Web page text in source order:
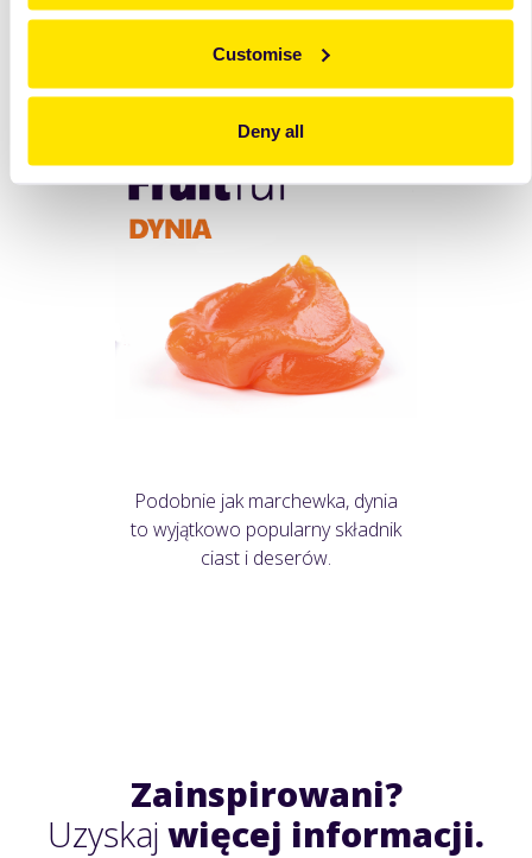
Customise
Deny all
Podobnie jak marchewka, dynia
to wyjątkowo popularny składnik
ciast i deserów.
Zainspirowani?
Uzyskaj więcej informacji.